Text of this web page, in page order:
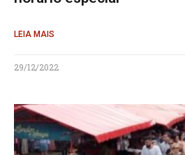
LEIA MAIS
29/12/2022